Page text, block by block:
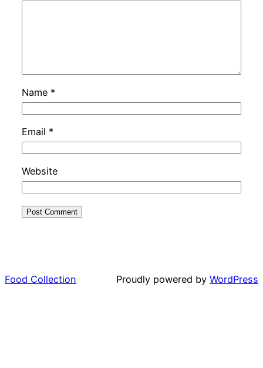
Name *
Email *
Website
Food Collection Proudly powered by WordPress